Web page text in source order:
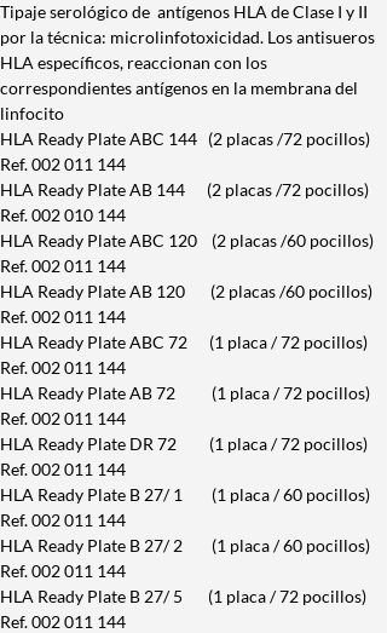
Tipaje serológico de  antígenos HLA de Clase I y II
por la técnica: microlinfotoxicidad. Los antisueros
HLA específicos, reaccionan con los
correspondientes antígenos en la membrana del
linfocito
HLA Ready Plate ABC 144   (2 placas /72 pocillos)
Ref. 002 011 144
HLA Ready Plate AB 144      (2 placas /72 pocillos)
Ref. 002 010 144
HLA Ready Plate ABC 120    (2 placas /60 pocillos)
Ref. 002 011 144
HLA Ready Plate AB 120       (2 placas /60 pocillos)
Ref. 002 011 144
HLA Ready Plate ABC 72      (1 placa / 72 pocillos)
Ref. 002 011 144
HLA Ready Plate AB 72          (1 placa / 72 pocillos)
Ref. 002 011 144
HLA Ready Plate DR 72         (1 placa / 72 pocillos)
Ref. 002 011 144
HLA Ready Plate B 27/ 1        (1 placa / 60 pocillos)
Ref. 002 011 144
HLA Ready Plate B 27/ 2        (1 placa / 60 pocillos)
Ref. 002 011 144
HLA Ready Plate B 27/ 5       (1 placa / 72 pocillos)
Ref. 002 011 144